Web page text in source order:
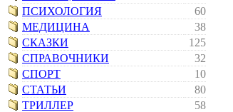
ПСИХОЛОГИЯ
60
МЕДИЦИНА
38
СКАЗКИ
125
СПРАВОЧНИКИ
32
СПОРТ
10
СТАТЬИ
80
ТРИЛЛЕР
58